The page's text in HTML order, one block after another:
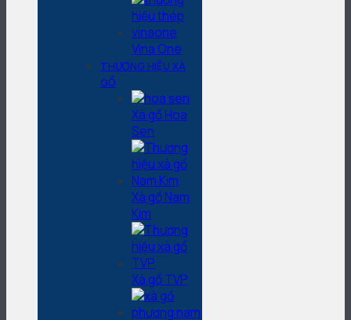
Vina One
THƯƠNG HIỆU XÀ
GỒ
Xà gồ Hoa
Sen
Xà gồ Nam
Kim
Xà gồ TVP